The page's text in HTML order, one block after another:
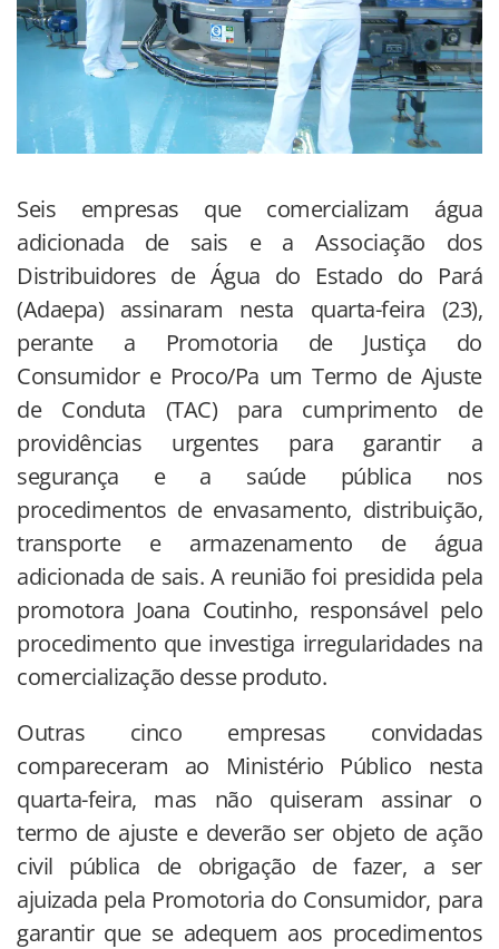
Seis empresas que comercializam água
adicionada de sais e a Associação dos
Distribuidores de Água do Estado do Pará
(Adaepa) assinaram nesta quarta-feira (23),
perante a Promotoria de Justiça do
Consumidor e Proco/Pa um Termo de Ajuste
de Conduta (TAC) para cumprimento de
providências urgentes para garantir a
segurança e a saúde pública nos
procedimentos de envasamento, distribuição,
transporte e armazenamento de água
adicionada de sais. A reunião foi presidida pela
promotora Joana Coutinho, responsável pelo
procedimento que investiga irregularidades na
comercialização desse produto.
Outras cinco empresas convidadas
compareceram ao Ministério Público nesta
quarta-feira, mas não quiseram assinar o
termo de ajuste e deverão ser objeto de ação
civil pública de obrigação de fazer, a ser
ajuizada pela Promotoria do Consumidor, para
garantir que se adequem aos procedimentos